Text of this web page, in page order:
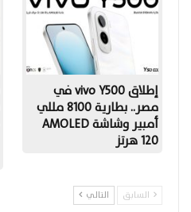
إطلاق vivo Y500 في
مصر.. بطارية 8100 مللي
أمبير وشاشة AMOLED
120 هرتز
السابق التالي